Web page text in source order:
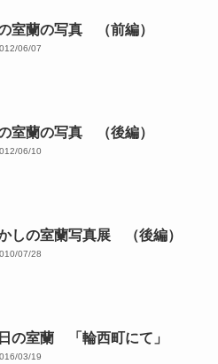
室蘭の写真 （前編）
06/07
室蘭の写真 （後編）
06/10
しの室蘭写真展 （後編）
07/28
の室蘭 「輪西町にて」
03/19